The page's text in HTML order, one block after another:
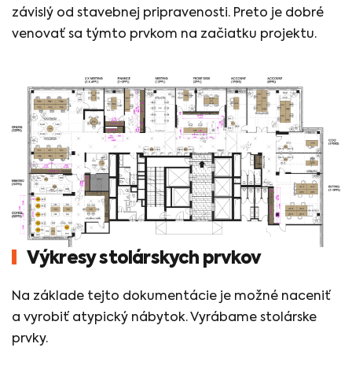
závislý od stavebnej pripravenosti. Preto je dobré
venovať sa týmto prvkom na začiatku projektu.
Výkresy stolárskych prvkov
Na základe tejto dokumentácie je možné naceniť
a vyrobiť atypický nábytok. Vyrábame stolárske
prvky.